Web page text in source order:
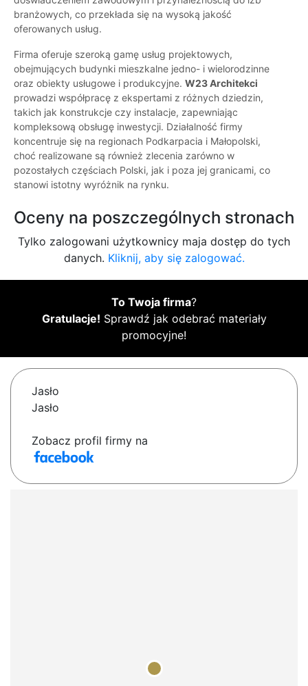
branżowych, co przekłada się na wysoką jakość
oferowanych usług.
Firma oferuje szeroką gamę usług projektowych,
obejmujących budynki mieszkalne jedno- i wielorodzinne
oraz obiekty usługowe i produkcyjne. W23 Architekci
prowadzi współpracę z ekspertami z różnych dziedzin,
takich jak konstrukcje czy instalacje, zapewniając
kompleksową obsługę inwestycji. Działalność firmy
koncentruje się na regionach Podkarpacia i Małopolski,
choć realizowane są również zlecenia zarówno w
pozostałych częściach Polski, jak i poza jej granicami, co
stanowi istotny wyróżnik na rynku.
Oceny na poszczególnych stronach
Tylko zalogowani użytkownicy maja dostęp do tych
danych. Kliknij, aby się zalogować.
To Twoja firma?
Gratulacje! Sprawdź jak odebrać materiały
promocyjne!
Jasło
Jasło
Zobacz profil firmy na